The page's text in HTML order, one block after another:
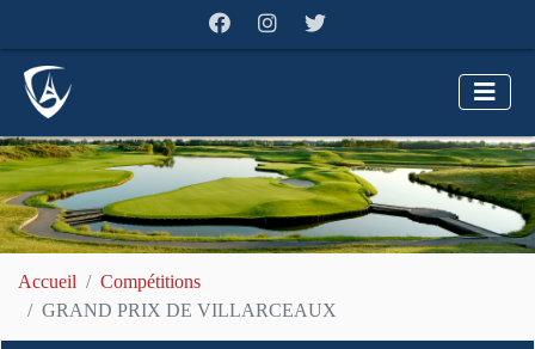
Accueil
Compétitions
GRAND PRIX DE VILLARCEAUX